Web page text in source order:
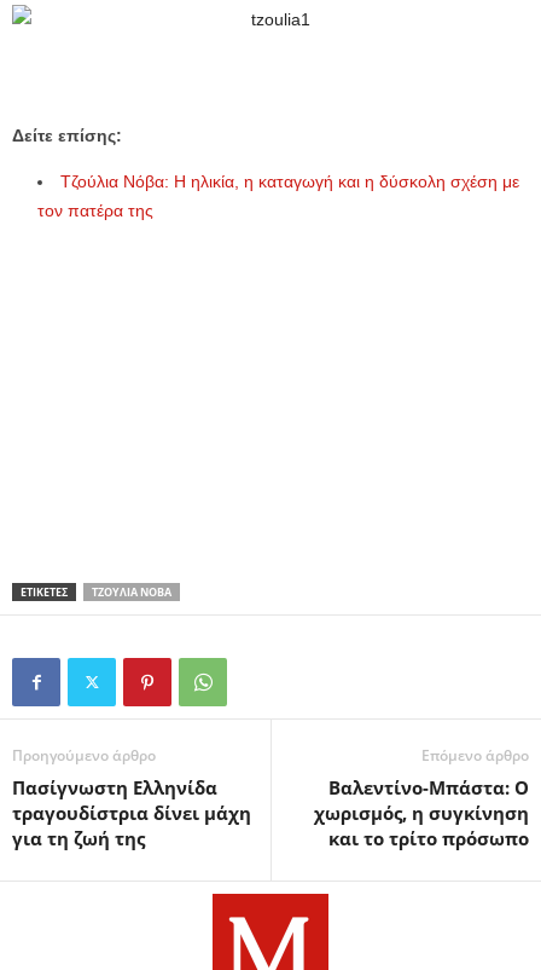
Δείτε επίσης:
Τζούλια Νόβα: Η ηλικία, η καταγωγή και η δύσκολη σχέση με
τον πατέρα της
ΕΤΙΚΕΤΕΣ ΤΖΟΎΛΙΑ ΝΌΒΑ
Προηγούμενο άρθρο
Πασίγνωστη Ελληνίδα
τραγουδίστρια δίνει μάχη
για τη ζωή της
Επόμενο άρθρο
Βαλεντίνο-Μπάστα: Ο
χωρισμός, η συγκίνηση
και το τρίτο πρόσωπο